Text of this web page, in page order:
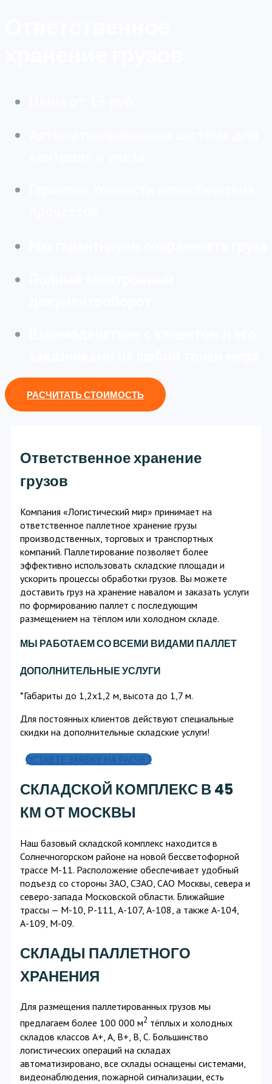
РАСЧИТАТЬ СТОИМОСТЬ
Ответственное хранение
грузов
Компания «Логистический мир» принимает на
ответственное паллетное хранение грузы
производственных, торговых и транспортных
компаний. Паллетирование позволяет более
эффективно использовать складские площади и
ускорить процессы обработки грузов. Вы можете
доставить груз на хранение навалом и заказать услуги
по формированию паллет с последующим
размещением на тёплом или холодном складе.
МЫ РАБОТАЕМ СО ВСЕМИ ВИДАМИ ПАЛЛЕТ
ДОПОЛНИТЕЛЬНЫЕ УСЛУГИ
*Габариты до 1,2х1,2 м, высота до 1,7 м.
Для постоянных клиентов действуют специальные
скидки на дополнительные складские услуги!
ОСТАВТЕ ЗАЯВКУ НА РАСЧЕТ
СКЛАДСКОЙ КОМПЛЕКС В 45
КМ ОТ МОСКВЫ
Наш базовый складской комплекс находится в
Солнечногорском районе на новой бессветофорной
трассе М-11. Расположение обеспечивает удобный
подъезд со стороны ЗАО, СЗАО, САО Москвы, севера и
северо-запада Московской области. Ближайшие
трассы — М-10, Р-111, А-107, А-108, а также А-104,
А-109, М-09.
СКЛАДЫ ПАЛЛЕТНОГО
ХРАНЕНИЯ
Для размещения паллетированных грузов мы
предлагаем более 100 000 м2 тёплых и холодных
складов классов А+, А, В+, В, С. Большинство
логистических операций на складах
автоматизировано, все склады оснащены системами,
видеонаблюдения, пожарной сигнализации, есть